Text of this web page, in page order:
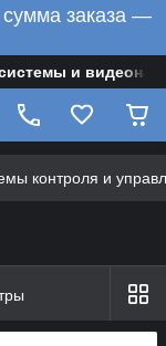
заказа —
и
контроля и